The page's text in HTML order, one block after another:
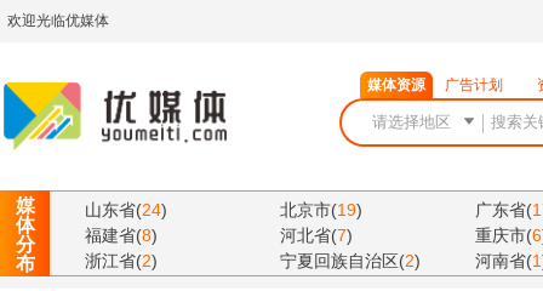
欢迎光临优媒体
媒体资源 广告计划
媒
体
分
布
山东省(24) 北京市(19) 广东省(
福建省(8) 河北省(7) 重庆市(6
浙江省(2) 宁夏回族自治区(2) 河南省(1